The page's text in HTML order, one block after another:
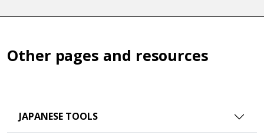
Other pages and resources
JAPANESE TOOLS